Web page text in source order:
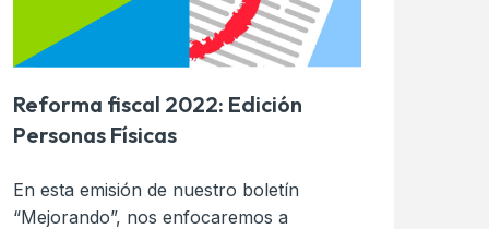
Reforma fiscal 2022: Edición
Personas Físicas
En esta emisión de nuestro boletín
“Mejorando”, nos enfocaremos a